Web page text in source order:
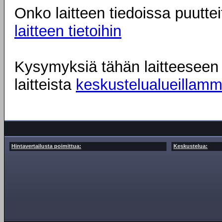
Onko laitteen tiedoissa
laitteen tietoihin
Kysymyksiä tähän
laitteista
Hintavertailusta poimittua: Keskustelua: